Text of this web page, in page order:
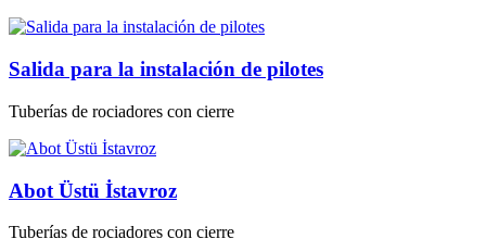
Salida para la instalación de pilotes
Tuberías de rociadores con cierre
Abot Üstü İstavroz
Tuberías de rociadores con cierre